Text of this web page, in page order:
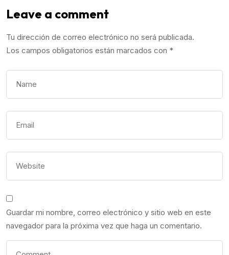
Leave a comment
Tu dirección de correo electrónico no será publicada.
Los campos obligatorios están marcados con *
Guardar mi nombre, correo electrónico y sitio web en este
navegador para la próxima vez que haga un comentario.